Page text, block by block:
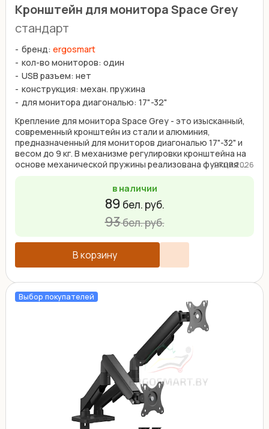
Кронштейн для монитора Space Grey
стандарт
бренд: ergosmart
кол-во мониторов: один
USB разъем: нет
конструкция: механ. пружина
для монитора диагональю: 17"-32"
Крепление для монитора Space Grey - это изысканный,
современный кронштейн из стали и алюминия,
предназначенный для мониторов диагональю 17"-32" и
весом до 9 кг. В механизме регулировки кронштейна на
основе механической пружины реализована функция ...
27.03.2026
в наличии
89 бел. руб.
93бел. руб.
В корзину
Выбор покупателей